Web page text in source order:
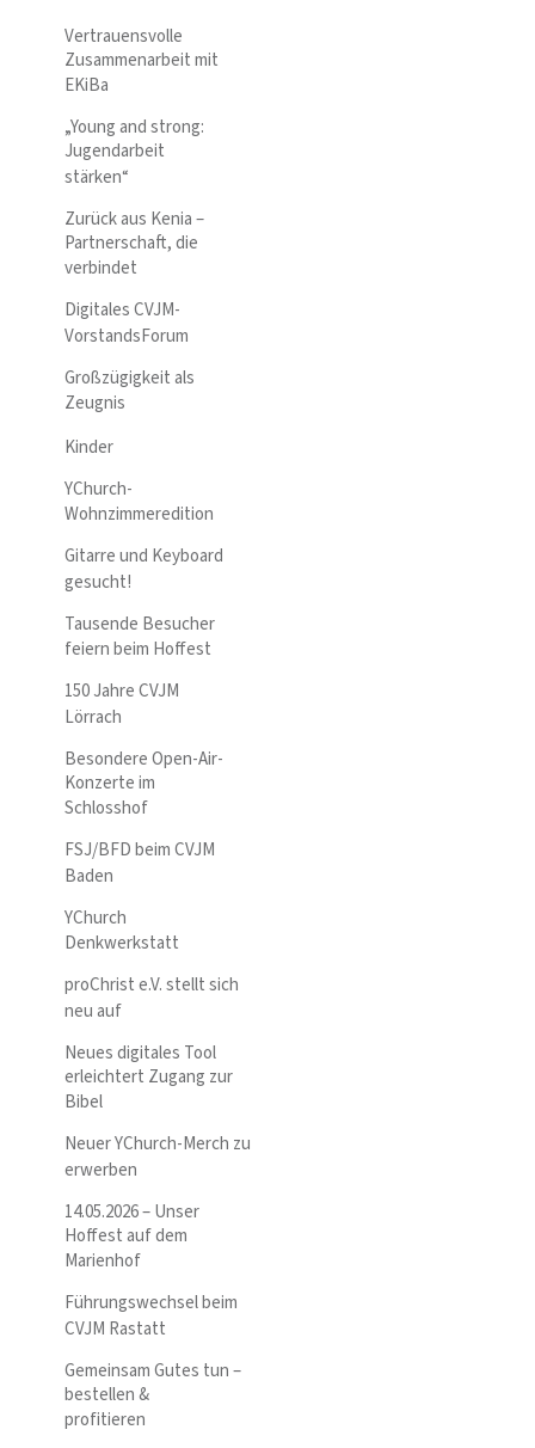
Vertrauensvolle
Zusammenarbeit mit
EKiBa
„Young and strong:
Jugendarbeit
stärken“
Zurück aus Kenia –
Partnerschaft, die
verbindet
Digitales CVJM-
VorstandsForum
Großzügigkeit als
Zeugnis
Kinder
YChurch-
Wohnzimmeredition
Gitarre und Keyboard
gesucht!
Tausende Besucher
feiern beim Hoffest
150 Jahre CVJM
Lörrach
Besondere Open-Air-
Konzerte im
Schlosshof
FSJ/BFD beim CVJM
Baden
YChurch
Denkwerkstatt
proChrist e.V. stellt sich
neu auf
Neues digitales Tool
erleichtert Zugang zur
Bibel
Neuer YChurch-Merch zu
erwerben
14.05.2026 – Unser
Hoffest auf dem
Marienhof
Führungswechsel beim
CVJM Rastatt
Gemeinsam Gutes tun –
bestellen &
profitieren